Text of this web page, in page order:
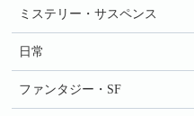
ミステリー・サスペンス
日常
ファンタジー・SF